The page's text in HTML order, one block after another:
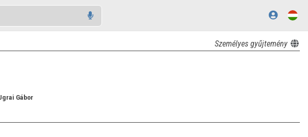
Személyes gyűjtemény
Gábor